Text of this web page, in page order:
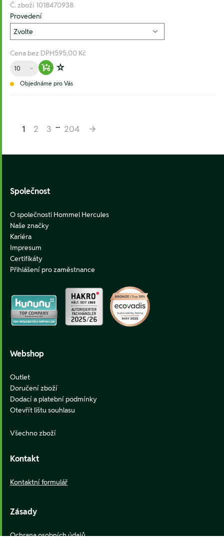
Č. zboží 1018470938
Provedení
Cena bez DPH595,00 Kč
Množství
Warenkorb hinzufügen
Zur Wunschliste hinzufügen
Objednáme pro Vás
1 2 3 ... 204
Společnost
O společnosti Hommel Hercules
Naše značky
Kariéra
Impresum
Certifikáty
Přihlášení pro zaměstnance
Webshop
Outlet
Doručení zboží
Dodací a platební podmínky
Otevřít lištu souhlasu
Všechno zboží
Kontakt
Kontaktní formulář
Zásady
Ochrana osobních údajů